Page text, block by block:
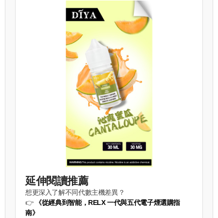
延伸閱讀推薦
想更深入了解不同代數主機差異？
👉
《從經典到智能，RELX 一代與五代電子煙選購指
南》